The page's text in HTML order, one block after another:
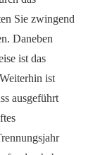
Sie zwingend
Daneben
ist das
ist
ausgeführt